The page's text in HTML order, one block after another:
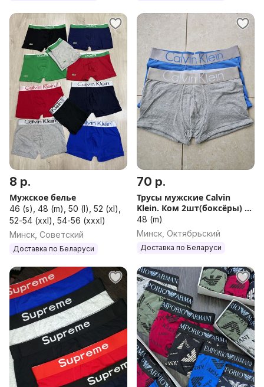
8 р.
Мужское белье
46 (s), 48 (m), 50 (l), 52 (xl),
52-54 (xxl), 54-56 (xxxl)
Минск, Советский
Доставка по Беларуси
70 р.
Трусы мужские Calvin
Klein. Ком 2шт(боксёры) M
размер
48 (m)
Минск, Октябрьский
Доставка по Беларуси